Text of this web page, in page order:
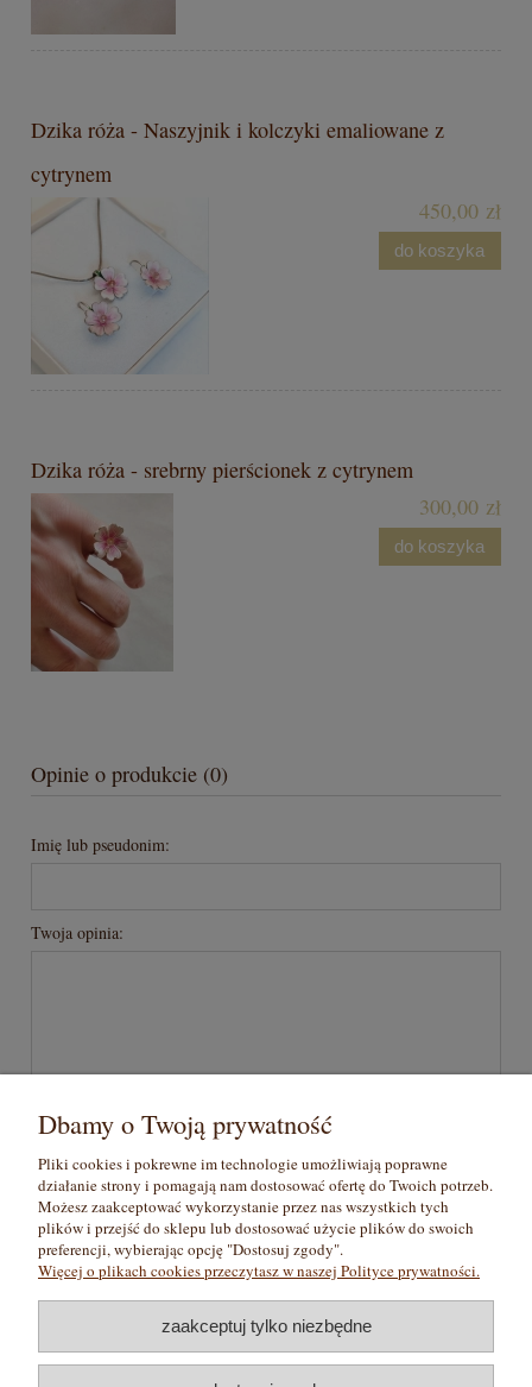
Dzika róża - Naszyjnik i kolczyki emaliowane z
cytrynem
450,00 zł
do koszyka
Dzika róża - srebrny pierścionek z cytrynem
300,00 zł
do koszyka
Opinie o produkcie (0)
Imię lub pseudonim:
Twoja opinia:
Pomoc
Moje konto
Informacje
Dbamy o Twoją prywatność
Pliki cookies i pokrewne im technologie umożliwiają poprawne
działanie strony i pomagają nam dostosować ofertę do Twoich potrzeb.
Możesz zaakceptować wykorzystanie przez nas wszystkich tych
plików i przejść do sklepu lub dostosować użycie plików do swoich
preferencji, wybierając opcję "Dostosuj zgody".
Więcej o plikach cookies przeczytasz w naszej Polityce prywatności.
zaakceptuj tylko niezbędne